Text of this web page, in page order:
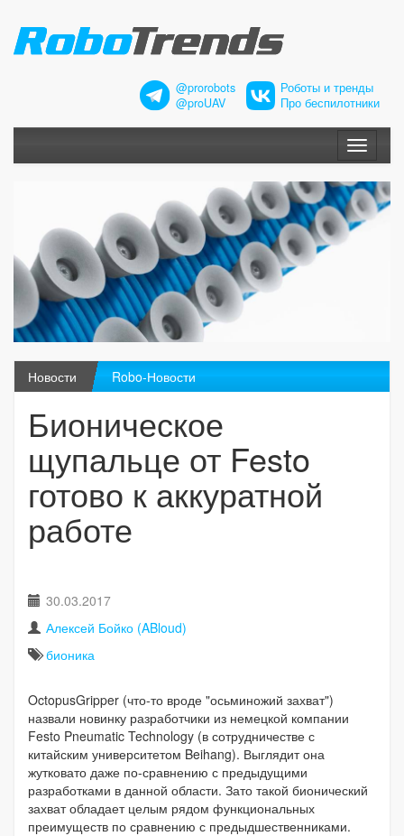
@prorobots
@proUAV
Роботы и тренды
Про беспилотники
Меню
Новости Robo-Новости
Бионическое
щупальце от Festo
готово к аккуратной
работе
30.03.2017
Алексей Бойко (ABloud)
бионика
OctopusGripper (что-то вроде "осьминожий захват")
назвали новинку разработчики из немецкой компании
Festo Pneumatic Technology (в сотрудничестве с
китайским университетом Beihang). Выглядит она
жутковато даже по-сравнению с предыдущими
разработками в данной области. Зато такой бионический
захват обладает целым рядом функциональных
преимуществ по сравнению с предыдшественниками.